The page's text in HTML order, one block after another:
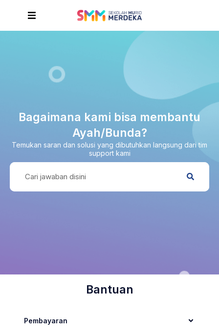
Bagaimana kami bisa membantu
Ayah/Bunda?
Temukan saran dan solusi yang dibutuhkan langsung dari tim
support kami
Bantuan
Pembayaran